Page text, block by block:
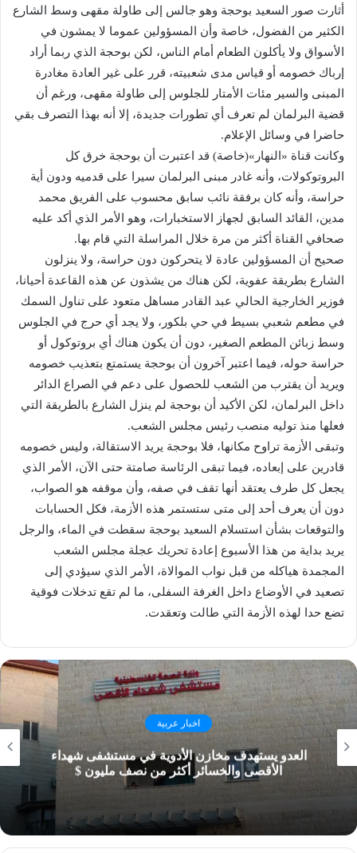
أثارت صور السعيد بوحجة وهو جالس إلى طاولة مقهى وسط الشارع
الكثير من الفضول، خاصة وأن المسؤولين عموما لا يمشون في
الأسواق ولا يأكلون الطعام أمام الناس، لكن بوحجة الذي ربما أراد
إرباك خصومه أو قياس مدى شعبيته، قرر على غير العادة مغادرة
المبنى والسير مئات الأمتار للجلوس إلى طاولة مقهى، ورغم أن
قضية البرلمان لم تعرف أي تطورات جديدة، إلا أنه بهذا التصرف بقي
حاضرا في وسائل الإعلام.
وكانت قناة «النهار»(خاصة) قد اعتبرت أن بوحجة خرق كل
البروتوكولات، وأنه غادر مبنى البرلمان سيرا على قدميه ودون أية
حراسة، وأنه كان برفقة نائب سابق محسوب على الفريق محمد
مدين، القائد السابق لجهاز الاستخبارات، وهو الأمر الذي أكد عليه
صحافي القناة أكثر من مرة خلال المراسلة التي قام بها.
صحيح أن المسؤولين عادة لا يتحركون دون حراسة، ولا ينزلون
الشارع بطريقة عفوية، لكن هناك من يشذون عن هذه القاعدة أحيانا،
فوزير الخارجية الحالي عبد القادر مساهل متعود على تناول السمك
في مطعم شعبي بسيط في حي بلكور، ولا يجد أي حرج في الجلوس
وسط زبائن المطعم الصغير، دون أن يكون هناك أي بروتوكول أو
حراسة حوله، فيما اعتبر آخرون أن بوحجة يستمتع بتعذيب خصومه
ويريد أن يقترب من الشعب للحصول على دعم في الصراع الدائر
داخل البرلمان، لكن الأكيد أن بوحجة لم ينزل الشارع بالطريقة التي
فعلها منذ توليه منصب رئيس مجلس الشعب.
وتبقى الأزمة تراوح مكانها، فلا بوحجة يريد الاستقالة، وليس خصومه
قادرين على إبعاده، فيما تبقى الرئاسة صامتة حتى الآن، الأمر الذي
يجعل كل طرف يعتقد أنها تقف في صفه، وأن موقفه هو الصواب،
دون أن يعرف أحد إلى متى ستستمر هذه الأزمة، فكل الحسابات
والتوقعات بشأن استسلام السعيد بوحجة سقطت في الماء، والرجل
يريد بداية من هذا الأسبوع إعادة تحريك عجلة مجلس الشعب
المجمدة هياكله من قبل نواب الموالاة، الأمر الذي سيؤدي إلى
تصعيد في الأوضاع داخل الغرفة السفلى، ما لم تقع تدخلات فوقية
تضع حدا لهذه الأزمة التي طالت وتعقدت.
اخبار عربية
العدو يستهدف مخازن الأدوية في مستشفى شهداء
الأقصى والخسائر أكثر من نصف مليون $